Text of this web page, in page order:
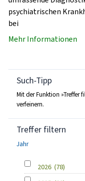
psychiatrischen
bei
Mehr Informationen
Such-Tipp
Mit der Funktion »Treffer
verfeinern.
Treffer filtern
Jahr
2026 (78)